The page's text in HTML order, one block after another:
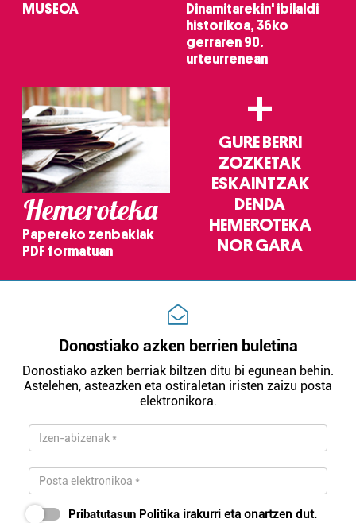
MUSEOA
Dinamitarekin' ibilaldi
historikoa, 36ko
gerraren 90.
urteurrenean
Hemeroteka
Papereko zenbakiak
PDF formatuan
+
GURE BERRI
ZOZKETAK
ESKAINTZAK
DENDA
HEMEROTEKA
NOR GARA
Donostiako azken berrien buletina
Donostiako azken berriak biltzen ditu bi egunean behin.
Astelehen, asteazken eta ostiraletan iristen zaizu posta
elektronikora.
Pribatutasun Politika irakurri eta onartzen dut.